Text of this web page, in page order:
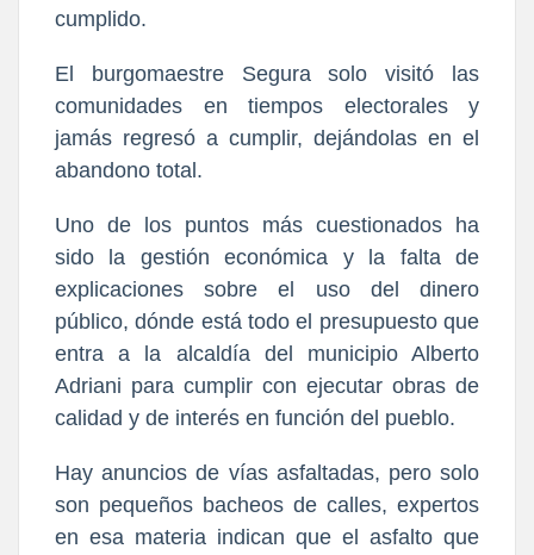
cumplido.
El burgomaestre Segura solo visitó las
comunidades en tiempos electorales y
jamás regresó a cumplir, dejándolas en el
abandono total.
Uno de los puntos más cuestionados ha
sido la gestión económica y la falta de
explicaciones sobre el uso del dinero
público, dónde está todo el presupuesto que
entra a la alcaldía del municipio Alberto
Adriani para cumplir con ejecutar obras de
calidad y de interés en función del pueblo.
Hay anuncios de vías asfaltadas, pero solo
son pequeños bacheos de calles, expertos
en esa materia indican que el asfalto que